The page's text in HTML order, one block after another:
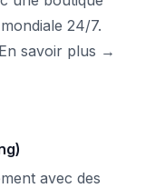
24/7.
En savoir plus →
avec des